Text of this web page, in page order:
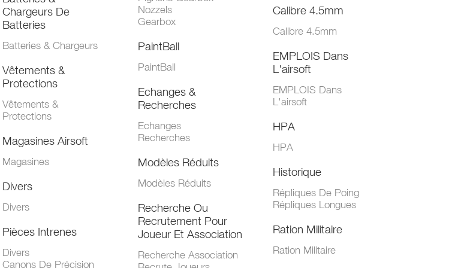
Chargeurs De
Batteries
Batteries & Chargeurs
Vêtements &
Protections
Vêtements &
Protections
Magasines Airsoft
Magasines
Divers
Divers
Pièces Intrenes
Divers
Canons De Précision
Nozzels
Gearbox
PaintBall
PaintBall
Echanges &
Recherches
Echanges
Recherches
Modèles Réduits
Modèles Réduits
Recherche Ou
Recrutement Pour
Joueur Et Association
Recherche Association
Calibre 4.5mm
Calibre 4.5mm
EMPLOIS Dans
L'airsoft
EMPLOIS Dans
L'airsoft
HPA
HPA
Historique
Répliques De Poing
Répliques Longues
Ration Militaire
Ration Militaire